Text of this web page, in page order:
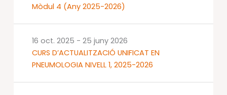
Mòdul 4 (Any 2025-2026)
CURS D’ACTUALITZACIÓ UNIFICAT EN
PNEUMOLOGIA NIVELL 1, 2025-2026
16 oct. 2025 - 25 juny 2026